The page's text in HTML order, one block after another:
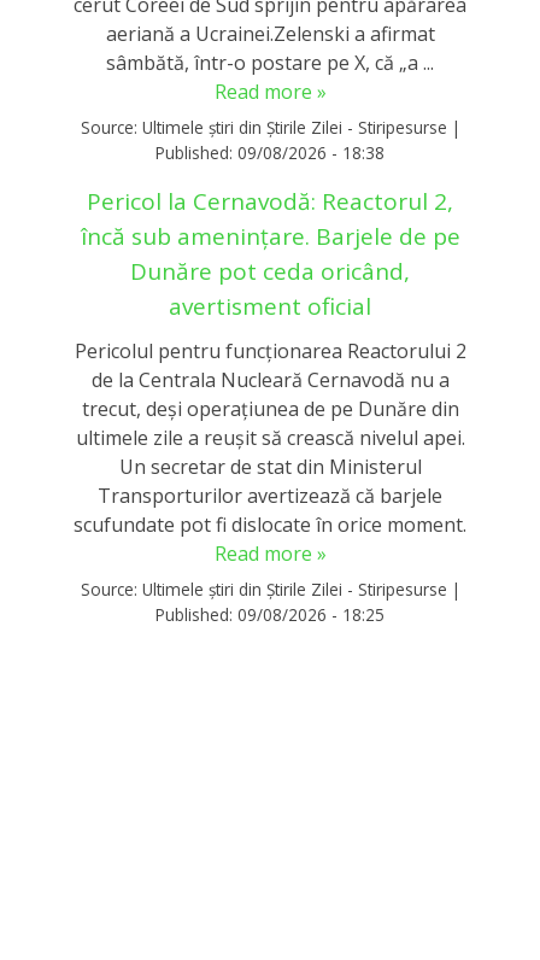
aeriană a Ucrainei.Zelenski a afirmat
sâmbătă, într-o postare pe X, că „a ...
Read more »
Source: Ultimele știri din Știrile Zilei - Stiripesurse |
Published: 09/08/2026 - 18:38
Pericol la Cernavodă: Reactorul 2,
încă sub amenințare. Barjele de pe
Dunăre pot ceda oricând,
avertisment oficial
Pericolul pentru funcționarea Reactorului 2
de la Centrala Nucleară Cernavodă nu a
trecut, deși operațiunea de pe Dunăre din
ultimele zile a reușit să crească nivelul apei.
Un secretar de stat din Ministerul
Transporturilor avertizează că barjele
scufundate pot fi dislocate în orice moment.
Read more »
Source: Ultimele știri din Știrile Zilei - Stiripesurse |
Published: 09/08/2026 - 18:25